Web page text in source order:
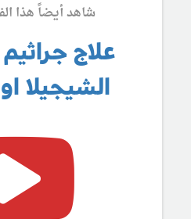
شاهد أيضاً هذا
علاج جراثيم
الشيجيلا